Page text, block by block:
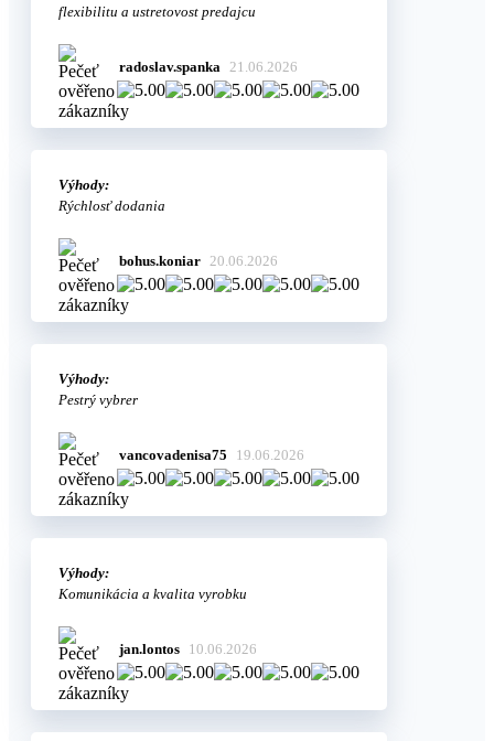
flexibilitu a ustretovost predajcu
radoslav.spanka 21.06.2026
Výhody:
Rýchlosť dodania
bohus.koniar 20.06.2026
Výhody:
Pestrý vybrer
vancovadenisa75 19.06.2026
Výhody:
Komunikácia a kvalita vyrobku
jan.lontos 10.06.2026